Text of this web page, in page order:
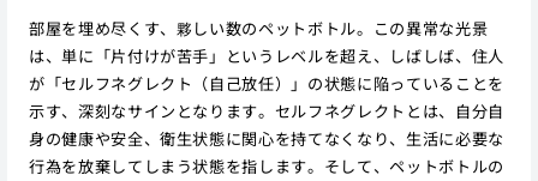
部屋を埋め尽くす、夥しい数のペットボトル。この異常な光景
は、単に「片付けが苦手」というレベルを超え、しばしば、住人
が「セルフネグレクト（自己放任）」の状態に陥っていることを
示す、深刻なサインとなります。セルフネグレクトとは、自分自
身の健康や安全、衛生状態に関心を持てなくなり、生活に必要な
行為を放棄してしまう状態を指します。そして、ペットボトルの